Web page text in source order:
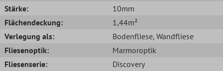
Stärke:
10mm
Flächendeckung:
1,44m²
Verlegung als:
Bodenfliese, Wandfliese
Fliesenoptik:
Marmoroptik
Fliesenserie:
Discovery